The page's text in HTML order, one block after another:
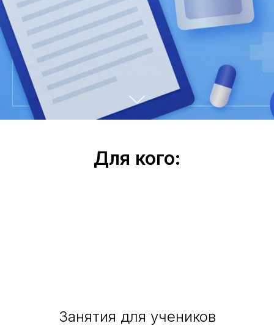
Для кого:
Занятия для учеников